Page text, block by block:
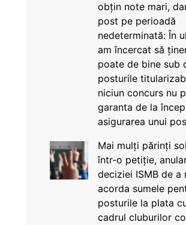
obțin note mari,
post pe perioadă
nedeterminată: În
am încercat să
poate de bine sub
posturile
niciun concurs nu
garanta de la
asigurarea unui
Mai mulți părinți
într-o petiție,
deciziei ISMB de a
acorda sumele
posturile la plata
cadrul cluburilor